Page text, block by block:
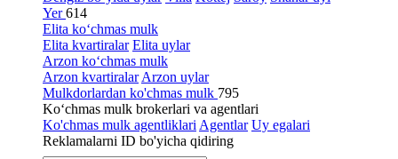
Yer614
Elita ko‘chmas mulk
Elita kvartiralar Elita uylar
Arzon ko‘chmas mulk
Arzon kvartiralar Arzon uylar
Mulkdorlardan ko'chmas mulk 795
Ko‘chmas mulk brokerlari va agentlari
Ko'chmas mulk agentliklari Agentlar Uy egalari
Reklamalarni ID bo'yicha qidiring